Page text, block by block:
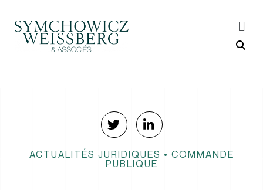
ACTUALITÉS JURIDIQUES • COMMANDE
PUBLIQUE